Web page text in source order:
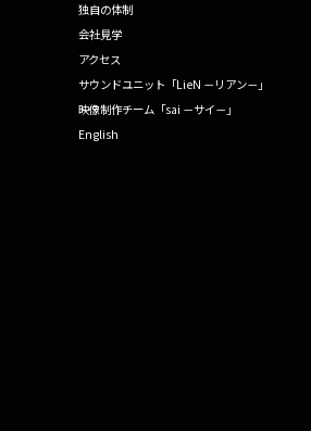
独自の体制
会社見学
アクセス
サウンドユニット「LieN －リアン－」
映像制作チーム「sai －サイ－」
English